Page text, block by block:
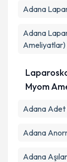
Adana
Adana
Ameliyatlar)
Myom
Adana Adet
Adana
Adana